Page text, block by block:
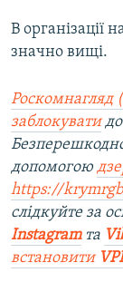
В організації
значно вищі.
Роскомнагляд
заблокувати
допомогою
https://
слідкуйте за
Instagramта
встановити